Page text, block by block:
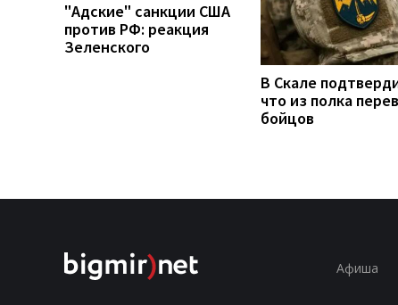
"Адские" санкции США
против РФ: реакция
Зеленского
В Скале
что из полка
бойцов
Афиша